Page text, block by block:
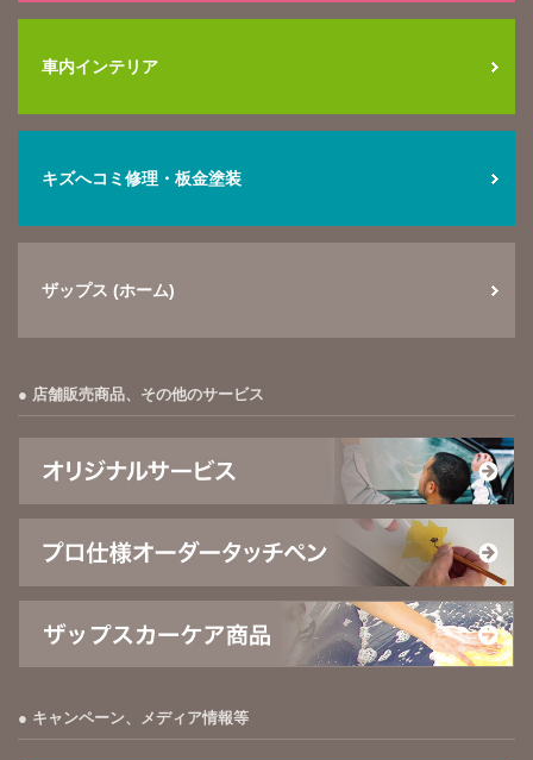
車内インテリア
キズへコミ修理・板金塗装
ザップス (ホーム)
店舗販売商品、その他のサービス
キャンペーン、メディア情報等